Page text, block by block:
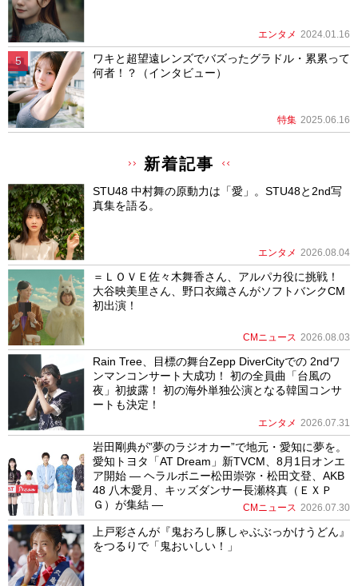
エンタメ 2024.01.16
ワキと超望遠レンズでバズったグラドル・累累って
何者！？（インタビュー）
特集 2025.06.16
新着記事
STU48 中村舞の原動力は「愛」。STU48と2nd写
真集を語る。
エンタメ 2026.08.04
＝ＬＯＶＥ佐々木舞香さん、アルパカ役に挑戦！
大谷映美里さん、野口衣織さんがソフトバンクCM
初出演！
CMニュース 2026.08.03
Rain Tree、目標の舞台Zepp DiverCityでの 2ndワ
ンマンコンサート大成功！ 初の全員曲「台風の
夜」初披露！ 初の海外単独公演となる韓国コンサ
ートも決定！
エンタメ 2026.07.31
岩田剛典が”夢のラジオカー”で地元・愛知に夢を。
愛知トヨタ「AT Dream」新TVCM、8月1日オンエ
ア開始 ― ヘラルボニー松田崇弥・松田文登、AKB
48 八木愛月、キッズダンサー長瀬柊真（ＥＸＰ
Ｇ）が集結 ―
CMニュース 2026.07.30
上戸彩さんが『鬼おろし豚しゃぶぶっかけうどん』
をつるりで「鬼おいしい！」